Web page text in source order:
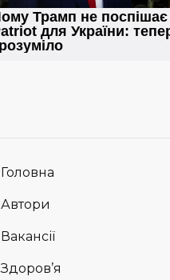
Головна
Автори
Вакансії
Здоров’я